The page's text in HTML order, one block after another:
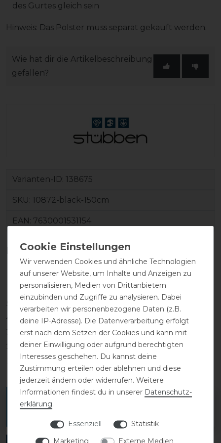
des Gurtes gleich sein
Hinweis: Das Polster muss separat gekauft werden.
Wie hat dir die Artikelbeschreibung
gefallen?
Varianten-ID: 138675
SKU: 10872-black-150cm
EAN: 7630001531154
Kundenrezensionen (0)
5
4
0
3
0
2
0
1
0
Melde dich an, um eine Kundenrezension zu
Wir verwenden Cookies und ähnliche Technologien
auf unserer Website, um Inhalte und Anzeigen zu
personalisieren, Medien von Drittanbietern
einzubinden und Zugriffe zu analysieren. Dabei
verarbeiten wir personenbezogene Daten (z.B.
deine IP-Adresse). Die Datenverarbeitung erfolgt
erst nach dem Setzen der Cookies und kann mit
deiner Einwilligung oder aufgrund berechtigten
Interesses geschehen. Du kannst deine
Zustimmung erteilen oder ablehnen und diese
jederzeit ändern oder widerrufen. Weitere
Informationen findest du in unserer Daten­schutz­
erklärung.
Essenziell
Statistik
Marketing
Externe Medien